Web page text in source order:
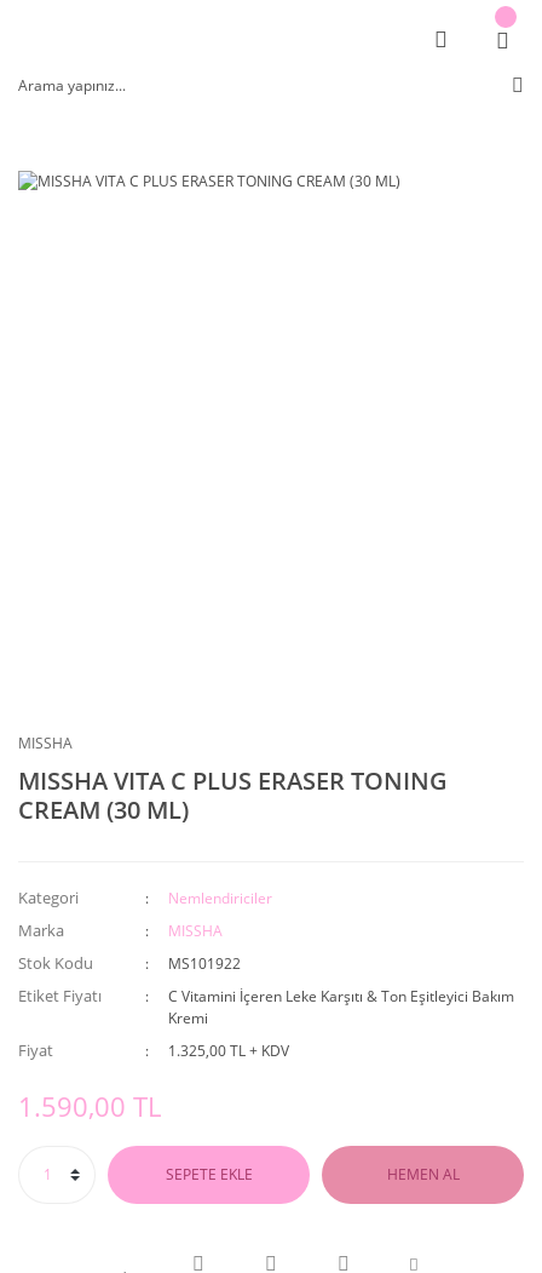
MISSHA
MISSHA VITA C PLUS ERASER TONING
CREAM (30 ML)
Kategori Nemlendiriciler
Marka MISSHA
Stok Kodu MS101922
Etiket Fiyatı
C Vitamini İçeren Leke Karşıtı & Ton Eşitleyici Bakım
Kremi
Fiyat 1.325,00 TL + KDV
1.590,00 TL
SEPETE EKLE HEMEN AL